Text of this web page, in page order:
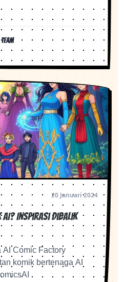
20 Januari 2024
AI? Inspirasi Dibalik
AI Comic Factory
komik bertenaga AI